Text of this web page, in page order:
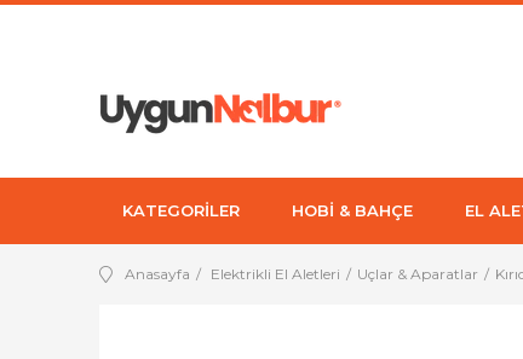
KATEGORİLER HOBİ & BAHÇE EL
Anasayfa Elektrikli El Aletleri Uçlar & Aparatlar